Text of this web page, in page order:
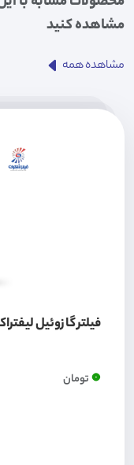
مشاهده کنید
مشاهده همه
فیلتر گازوئیل لیفتراک
0تومان